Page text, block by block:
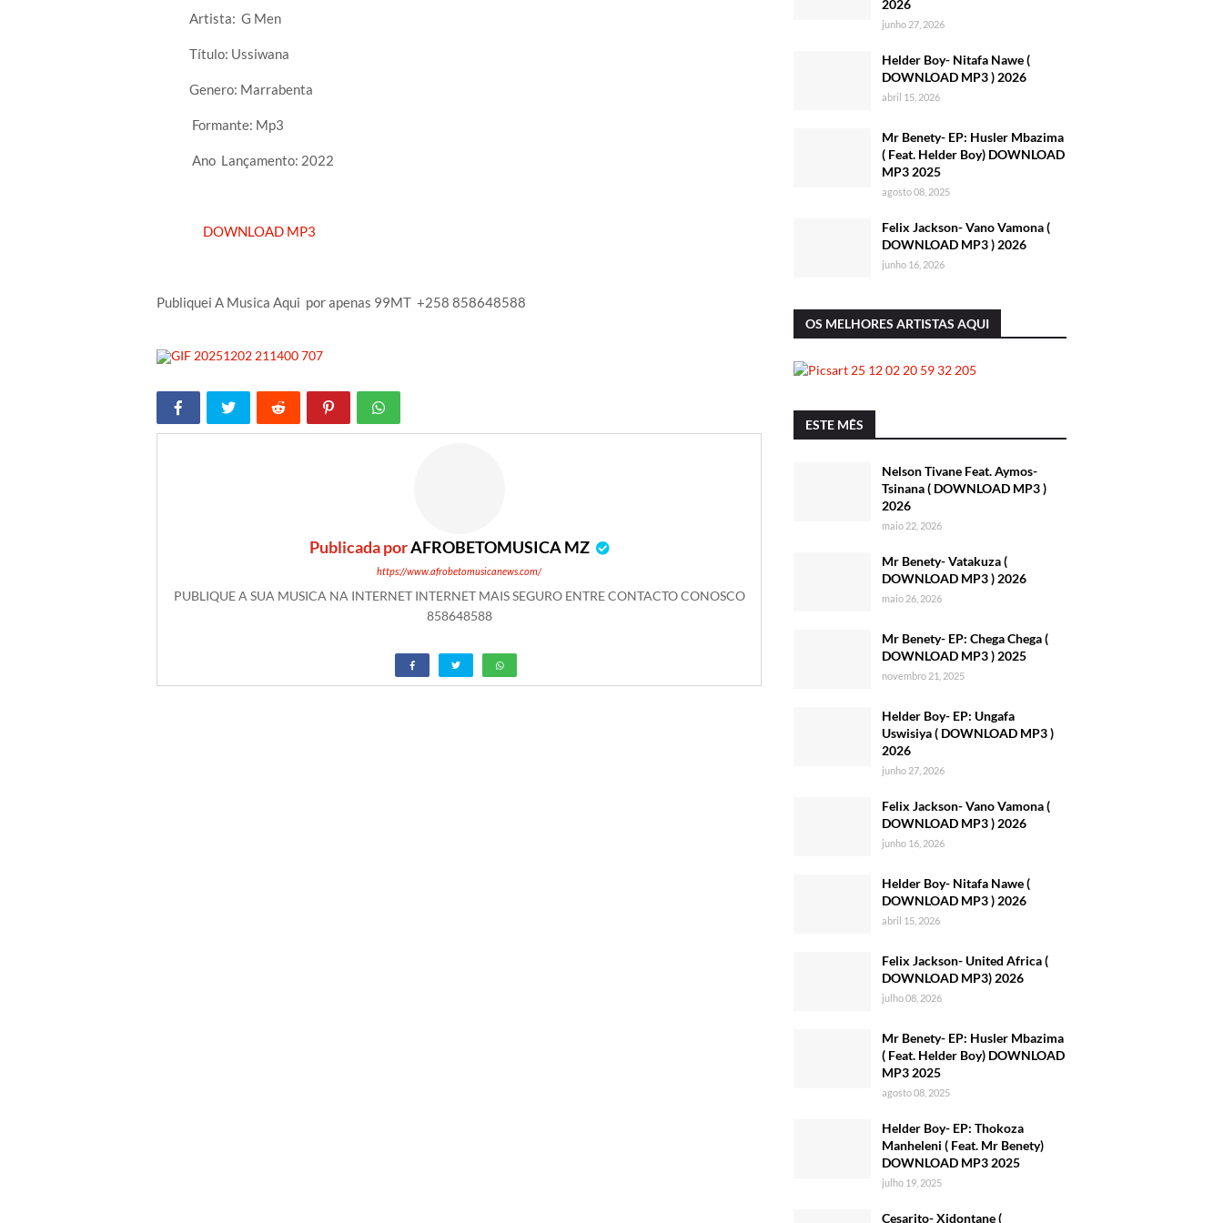
Artista: G Men
Título: Ussiwana
Genero: Marrabenta
Formante: Mp3
Ano Lançamento: 2022
DOWNLOAD MP3
Publiquei A Musica Aqui por apenas 99MT +258 858648588
Publicada porAFROBETOMUSICA MZ
https://www.afrobetomusicanews.com/
PUBLIQUE A SUA MUSICA NA INTERNET INTERNET MAIS SEGURO ENTRE CONTACTO CONOSCO
858648588
2026
junho 27, 2026
Helder Boy- Nitafa Nawe (
DOWNLOAD MP3 ) 2026
abril 15, 2026
Mr Benety- EP: Husler Mbazima
( Feat. Helder Boy) DOWNLOAD
MP3 2025
agosto 08, 2025
Felix Jackson- Vano Vamona (
DOWNLOAD MP3 ) 2026
junho 16, 2026
OS MELHORES ARTISTAS AQUI
ESTE MÊS
Nelson Tivane Feat. Aymos-
Tsinana ( DOWNLOAD MP3 )
2026
maio 22, 2026
Mr Benety- Vatakuza (
DOWNLOAD MP3 ) 2026
maio 26, 2026
Mr Benety- EP: Chega Chega (
DOWNLOAD MP3 ) 2025
novembro 21, 2025
Helder Boy- EP: Ungafa
Uswisiya ( DOWNLOAD MP3 )
2026
junho 27, 2026
Felix Jackson- Vano Vamona (
DOWNLOAD MP3 ) 2026
junho 16, 2026
Helder Boy- Nitafa Nawe (
DOWNLOAD MP3 ) 2026
abril 15, 2026
Felix Jackson- United Africa (
DOWNLOAD MP3) 2026
julho 08, 2026
Mr Benety- EP: Husler Mbazima
( Feat. Helder Boy) DOWNLOAD
MP3 2025
agosto 08, 2025
Helder Boy- EP: Thokoza
Manheleni ( Feat. Mr Benety)
DOWNLOAD MP3 2025
julho 19, 2025
Cesarito- Xidontane (